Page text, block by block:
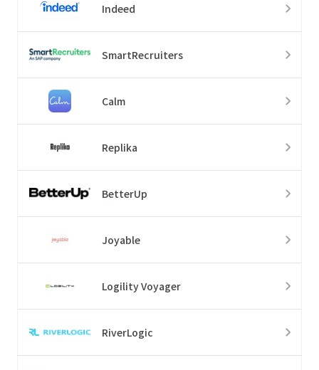
Indeed
SmartRecruiters
Calm
Replika
BetterUp
Joyable
Logility Voyager
RiverLogic